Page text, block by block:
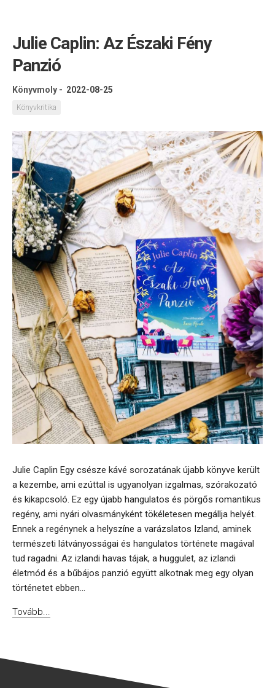
Julie Caplin: Az Északi Fény
Panzió
Könyvmoly - 2022-08-25
Könyvkritika
Julie Caplin Egy csésze kávé sorozatának újabb könyve került
a kezembe, ami ezúttal is ugyanolyan izgalmas, szórakozató
és kikapcsoló. Ez egy újabb hangulatos és pörgős romantikus
regény, ami nyári olvasmányként tökéletesen megállja helyét.
Ennek a regénynek a helyszíne a varázslatos Izland, aminek
természeti látványosságai és hangulatos története magával
tud ragadni. Az izlandi havas tájak, a huggulet, az izlandi
életmód és a bűbájos panzió együtt alkotnak meg egy olyan
történetet ebben...
Tovább...